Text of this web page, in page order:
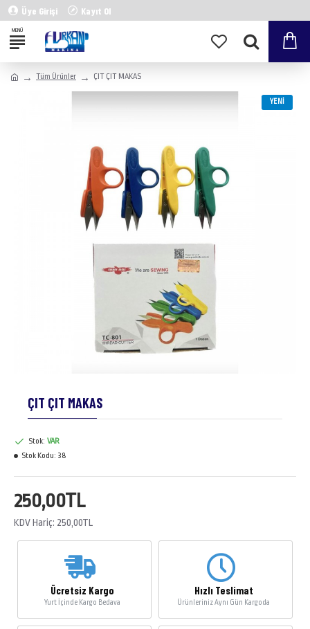
Üye Girişi Kayıt Ol
Tüm Ürünler ÇIT ÇIT MAKAS
YENI
ÇIT ÇIT MAKAS
250,00TL
KDV Hariç: 250,00TL
Stok: VAR
Stok Kodu: 38
Ücretsiz Kargo
Yurt İçinde Kargo Bedava
Hızlı Teslimat
Ürünleriniz Aynı Gün Kargoda